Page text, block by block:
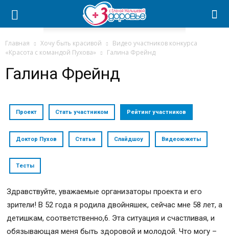
Главная Хочу быть красивой
Видео участников конкурса
«Красота с командой Пухова»
Галина Фрейнд
Галина Фрейнд
Проект Стать участником Рейтинг участников
Доктор Пухов Статьи Слайдшоу Видеоюжеты
Тесты
Здравствуйте, уважаемые организаторы проекта и его
зрители! В 52 года я родила двойняшек, сейчас мне 58 лет, а
детишкам, соответственно,6. Эта ситуация и счастливая, и
обязывающая меня быть здоровой и молодой. Что могу –